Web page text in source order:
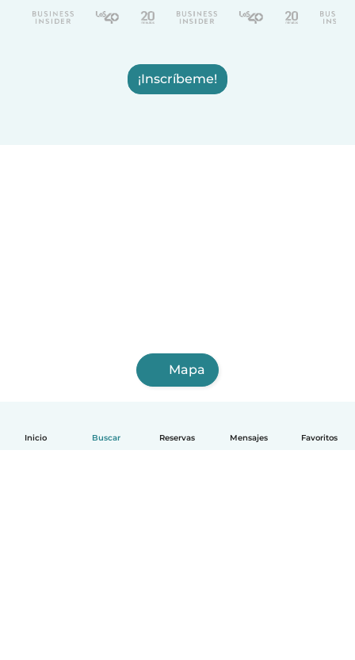
Inicio Buscar Reservas Mensajes Favoritos
¡Inscríbeme!
Mapa